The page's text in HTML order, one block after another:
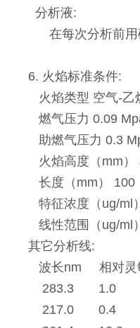
分析液:
在每次分析前用
6. 火焰标准条件:
火焰类型 空气-乙
燃气压力 0.09
助燃气压力 0.3
火焰高度（mm）
长度（mm） 100
特征浓度（ug/ml
线性范围（ug/ml
其它分析线:
波长nm 相对灵
283.3 1.0
217.0 0.4